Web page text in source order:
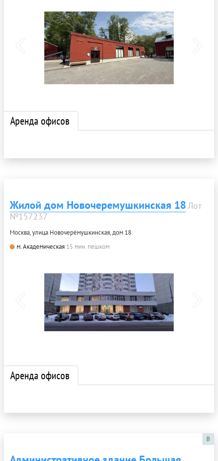
Аренда офисов
Жилой дом Новочеремушкинская 18Лот
№157237
Москва, улица Новочерёмушкинская, дом 18
м. Академическая 15 мин. пешком
Аренда офисов
B